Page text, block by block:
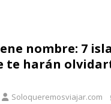
nombre: 7
te harán
Soloqueremosviajar.com